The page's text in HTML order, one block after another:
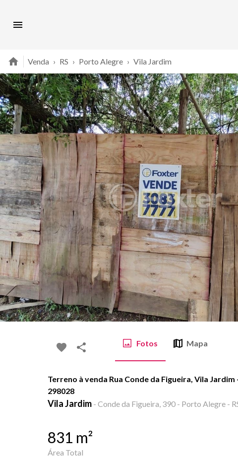
Venda › RS › Porto Alegre › Vila Jardim
Fotos Mapa
Terreno à venda Rua Conde da Figueira, Vila
298028
Vila Jardim - Conde da Figueira, 390 - Porto Alegre -
831 m²
Área Total